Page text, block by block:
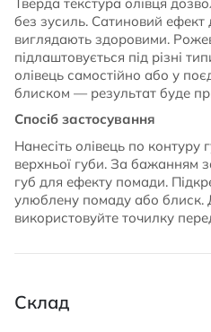
без зусиль. Сатиновий ефект
виглядають здоровими.
підлаштовується під різні
олівець самостійно або у
блиском — результат буде
Спосіб застосування
Нанесіть олівець по
верхньої губи. За бажанням
губ для ефекту помади.
улюблену помаду або блиск.
використовуйте точилку
Склад